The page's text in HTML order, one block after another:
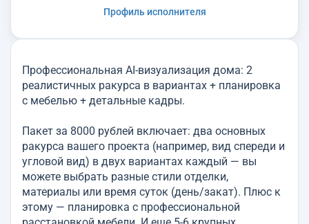
Профессиональная AI-визуализация дома: 2
реалистичных ракурса в вариантах + планировка
с мебелью + детальные кадры.
Пакет за 8000 рублей включает: два основных
ракурса вашего проекта (например, вид спереди и
угловой вид) в двух вариантах каждый — вы
можете выбрать разные стили отделки,
материалы или время суток (день/закат). Плюс к
этому — планировка с профессиональной
Профиль исполнителя